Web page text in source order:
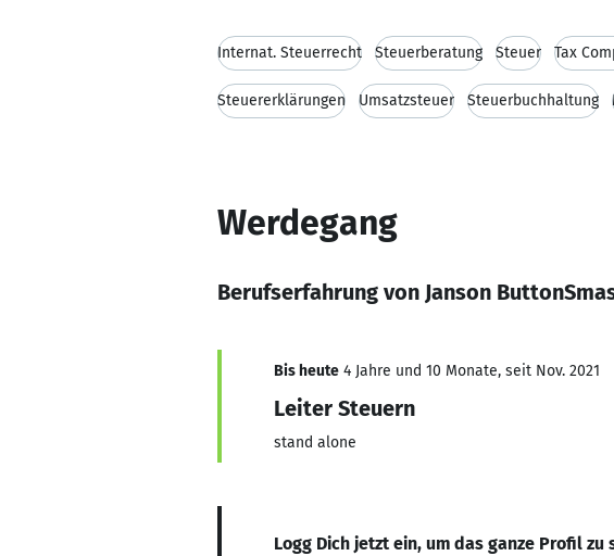
Internat. Steuerrecht Steuerberatung Steuer Tax
Steuererklärungen Umsatzsteuer Steuerbuchhaltung
Werdegang
Berufserfahrung von Janson
Bis heute 4 Jahre und 10 Monate, seit Nov. 2021
Leiter Steuern
stand alone
Logg Dich jetzt ein, um das ganze Profil zu